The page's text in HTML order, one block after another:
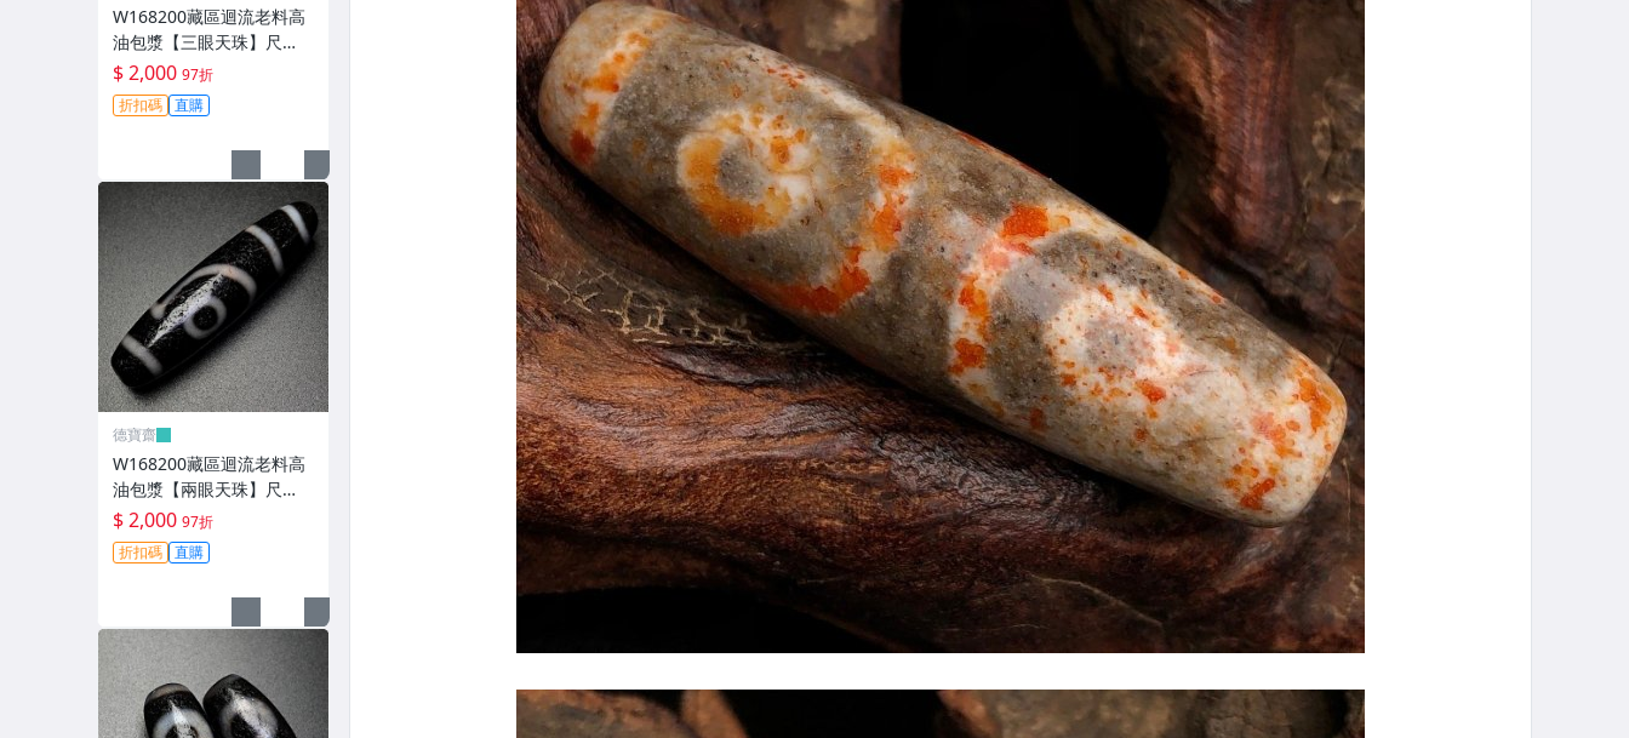
W168200藏區迴流老料高
油包漿【三眼天珠】尺
寸：58*13毫米 重量15.2
克馬蹄清紋晰 天珠 瑪瑙 文
玩【德寶齋】499
$ 2,000 97折
折扣碼 直購
德寶齋
W168200藏區迴流老料高
油包漿【兩眼天珠】尺
寸：48*12毫米 重量11克
圖騰清晰流暢 天珠 瑪瑙 文
玩【德寶齋】498
$ 2,000 97折
折扣碼 直購